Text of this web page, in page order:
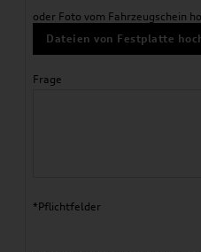
oder Foto vom Fahrzeugschein
Dateien von Festplatte
Frage
*Pflichtfelder